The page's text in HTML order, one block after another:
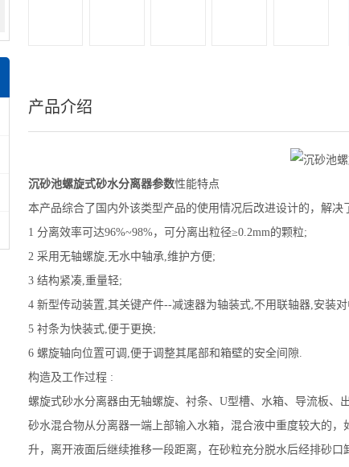
产品介绍
沉砂池螺旋式砂水分离器参数性能特点
本产品综合了国内外该类型产品的使用情况后改进设计的，解
1 分离效率可达96%~98%，可分离出粒径≥0.2mm的颗粒;
2 采用无轴螺旋,无水中轴承,维护方便;
3 结构紧凑,重量轻;
4 新型传动装置,其关键产件--减速器为轴装式,不用联轴器,安装
5 衬条为快装式,便于更换;
6 螺旋轴向位置可调,便于调整其尾部和箱壁的安全间隙.
构造及工作过程 :
螺旋式砂水分离器由无轴螺旋、衬条、U型槽、水箱、导流板、
砂水混合物从分离器一端上部输入水箱，混合液中重度较大的
升，离开液面后继续推移一段距离，在砂粒充分脱水后经排砂